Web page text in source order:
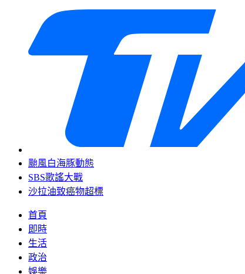
颱風白海豚動態
SBS歌謠大戰
沙拉油致癌物超標
首頁
即時
生活
政治
娛樂